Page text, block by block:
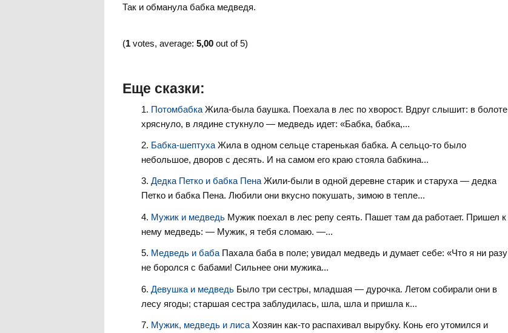
Так и обманула бабка медведя.
(1 votes, average:5,00 out of 5)
Еще сказки:
Потомбабка Жила-была баушка. Поехала в лес по хворост. Вдруг слышит: в болоте
хряснуло, в лядине стукнуло — медведь идет: «Бабка, бабка,...
Бабка-шептуха Жила в одном сельце старенькая бабка. А сельцо-то было
небольшое, дворов с десять. И на самом его краю стояла бабкина...
Дедка Петко и бабка Пена Жили-были в одной деревне старик и старуха — дедка
Петко и бабка Пена. Любили они вкусно покушать, зимою в тепле...
Мужик и медведь Мужик поехал в лес репу сеять. Пашет там да работает. Пришел к
нему медведь: — Мужик, я тебя сломаю. —...
Медведь и баба Пахала баба в поле; увидал медведь и думает себе: «Что я ни разу
не боролся с бабами! Сильнее они мужика...
Девушка и медведь Было три сестры, младшая — дурочка. Летом собирали они в
лесу ягоды; старшая сестра заблудилась, шла, шла и пришла к...
Мужик, медведь и лиса Хозяин как-то распахивал вырубку. Конь его утомился и